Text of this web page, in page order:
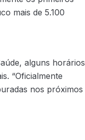
mais de 5.100
alguns horários
“Oficialmente
nos próximos